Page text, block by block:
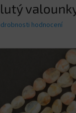
hodnocení